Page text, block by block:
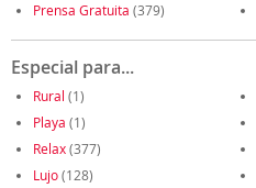
Prensa Gratuita (379)
Especial para...
Rural (1)
Playa (1)
Relax(377)
Lujo(128)